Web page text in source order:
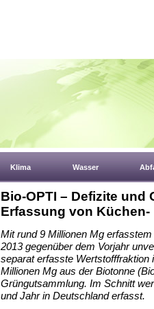
Klima Wasser
Bio-OPTI – Defizite
Erfassung von
Mit rund 9 Millionen Mg
2013 gegenüber dem Vorjahr
separat erfasste
Millionen Mg aus der Biotonne
Grüngutsammlung. Im Schnitt
und Jahr in Deutschland erfasst.